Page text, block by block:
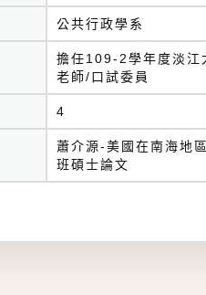
公共行政學系
擔任109-2學年度淡江
老師/口試委員
4
蕭介源-美國在南海地
班碩士論文